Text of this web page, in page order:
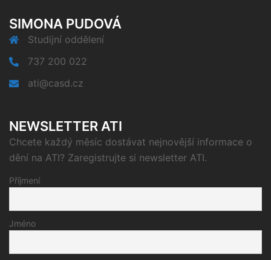
SIMONA PUDOVÁ
Studijní oddělení
737 200 022
ati@casd.cz
NEWSLETTER ATI
Chcete každý měsíc dostávat nejnovější informace o
dění na ATI? Zaregistrujte si newsletter ATI.
Příjmení
Jméno